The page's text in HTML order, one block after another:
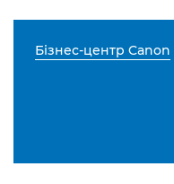
Бізнес-центр Canon